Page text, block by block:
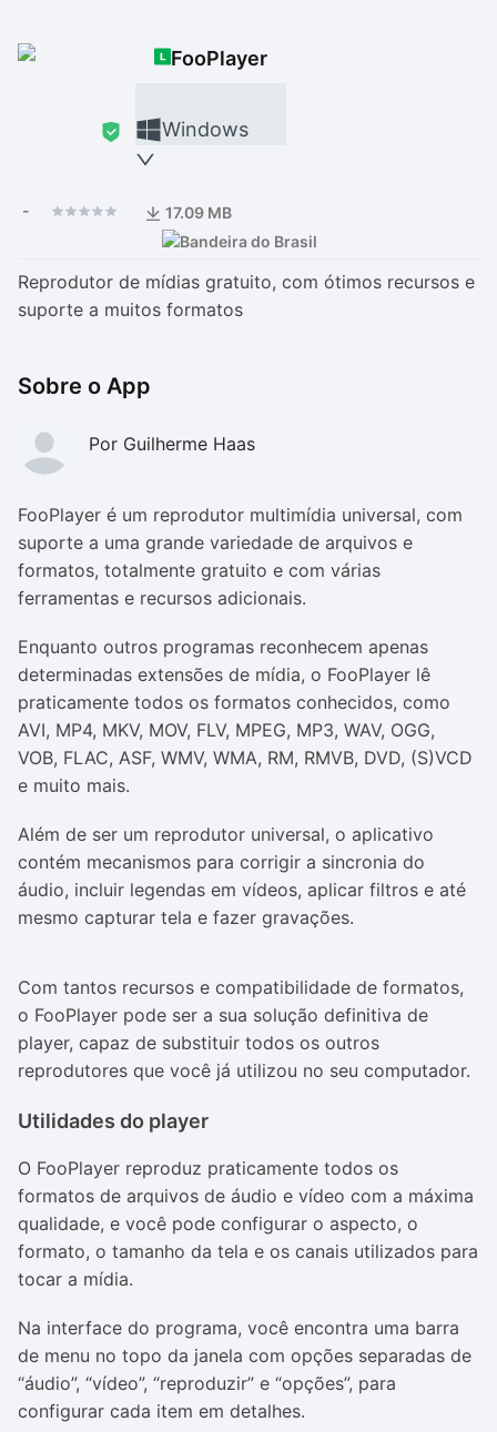
FooPlayer
Windows
- 17.09 MB
Reprodutor de mídias gratuito, com ótimos recursos e
suporte a muitos formatos
Sobre o App
Por Guilherme Haas
FooPlayer é um reprodutor multimídia universal, com
suporte a uma grande variedade de arquivos e
formatos, totalmente gratuito e com várias
ferramentas e recursos adicionais.
Enquanto outros programas reconhecem apenas
determinadas extensões de mídia, o FooPlayer lê
praticamente todos os formatos conhecidos, como
AVI, MP4, MKV, MOV, FLV, MPEG, MP3, WAV, OGG,
VOB, FLAC, ASF, WMV, WMA, RM, RMVB, DVD, (S)VCD
e muito mais.
Além de ser um reprodutor universal, o aplicativo
contém mecanismos para corrigir a sincronia do
áudio, incluir legendas em vídeos, aplicar filtros e até
mesmo capturar tela e fazer gravações.
Com tantos recursos e compatibilidade de formatos,
o FooPlayer pode ser a sua solução definitiva de
player, capaz de substituir todos os outros
reprodutores que você já utilizou no seu computador.
Utilidades do player
O FooPlayer reproduz praticamente todos os
formatos de arquivos de áudio e vídeo com a máxima
qualidade, e você pode configurar o aspecto, o
formato, o tamanho da tela e os canais utilizados para
tocar a mídia.
Na interface do programa, você encontra uma barra
de menu no topo da janela com opções separadas de
“áudio”, “vídeo”, “reproduzir” e “opções”, para
configurar cada item em detalhes.